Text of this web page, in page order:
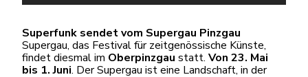
Superfunk sendet vom Supergau Pinzgau
Supergau, das Festival für zeitgenössische Künste,
findet diesmal im Oberpinzgau statt. Von 23. Mai
bis 1. Juni. Der Supergau ist eine Landschaft, in der